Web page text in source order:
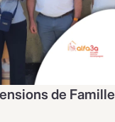
de Famille